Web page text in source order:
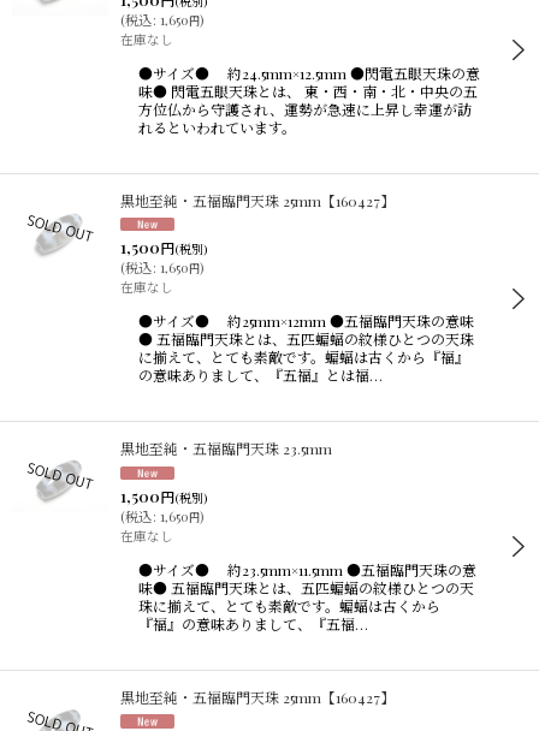
(税込: 1,650円)
在庫なし
●サイズ● 約24.5mm×12.5mm ●閃電五眼天珠の意
味● 閃電五眼天珠とは、 東・西・南・北・中央の五
方位仏から守護され、運勢が急速に上昇し幸運が訪
れるといわれています。
黒地至純・五福臨門天珠 25mm【160427】
1,500円(税別)
(税込: 1,650円)
在庫なし
●サイズ● 約25mm×12mm ●五福臨門天珠の意味
● 五福臨門天珠とは、五匹蝙蝠の紋様ひとつの天珠
に揃えて、とても素敵です。蝙蝠は古くから『福』
の意味ありまして、『五福』とは福…
黒地至純・五福臨門天珠 23.5mm
1,500円(税別)
(税込: 1,650円)
在庫なし
●サイズ● 約23.5mm×11.5mm ●五福臨門天珠の意
味● 五福臨門天珠とは、五匹蝙蝠の紋様ひとつの天
珠に揃えて、とても素敵です。蝙蝠は古くから
『福』の意味ありまして、『五福…
黒地至純・五福臨門天珠 25mm【160427】